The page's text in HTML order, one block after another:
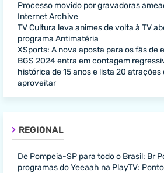
Processo movido por gravadoras
Internet Archive
TV Cultura leva animes de volta à TV
programa Antimatéria
XSports: A nova aposta para os fãs de
BGS 2024 entra em contagem
histórica de 15 anos e lista 20 atrações
aproveitar
REGIONAL
De Pompeia-SP para todo o Brasil: Br
programas do Yeeaah na PlayTV: